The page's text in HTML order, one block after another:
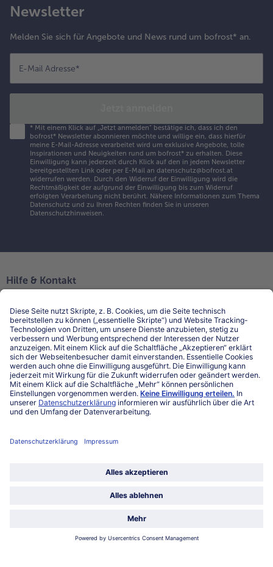
Newsletter
Melden Sie sich für Angebote und News rund um bofrost* an.
E-Mail Adresse*
* Mit einem Klick auf „Jetzt anmelden" bestätige ich, dass ich den
bofrost* Newsletter abonnieren möchte und willige ein, dass hierfür
meine E-Mail-Adresse verarbeitet wird um exklusive Angebote, tolle
Inspirationen und Neuigkeiten rund um bofrost* zu erhalten. Diese
Einwilligung kann jederzeit durch Klick auf den in jedem Newsletter
bereitgestellten Link oder per E-Mail an datenschutz@bofrost.at
widerrufen werden. Durch den Widerruf der Einwilligung wird die
Rechtmäßigkeit der aufgrund der Einwilligung bis zum Widerruf
erfolgten Verarbeitung nicht berührt. Nähere Informationen zum Thema
Datenschutz und zu Ihren Rechten finden Sie in unseren
Datenschutzhinweisen.
Hilfe & Kontakt
Kontakt
FAQ
Service
Unternehmen